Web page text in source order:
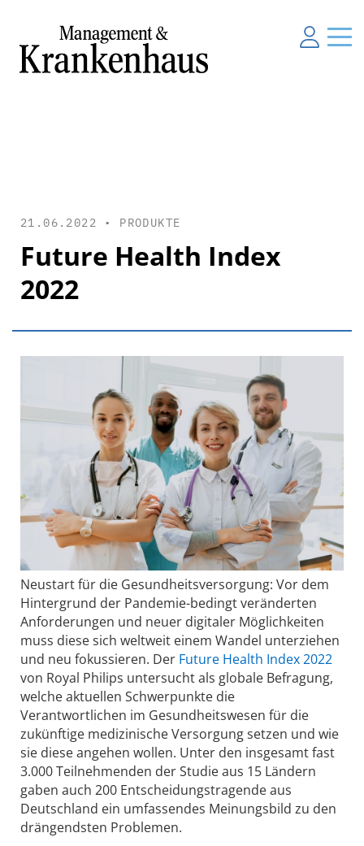
21.06.2022 • PRODUKTE
Future Health Index
2022
Neustart für die Gesundheitsversorgung: Vor dem
Hintergrund der Pandemie-bedingt veränderten
Anforderungen und neuer digitaler Möglichkeiten
muss diese sich weltweit einem Wandel unterziehen
und neu fokussieren. Der Future Health Index 2022
von Royal Philips untersucht als globale Befragung,
welche aktuellen Schwerpunkte die
Verantwortlichen im Gesundheitswesen für die
zukünftige medizinische Versorgung setzen und wie
sie diese angehen wollen. Unter den insgesamt fast
3.000 Teilnehmenden der Studie aus 15 Ländern
gaben auch 200 Entscheidungstragende aus
Deutschland ein umfassendes Meinungsbild zu den
drängendsten Problemen.